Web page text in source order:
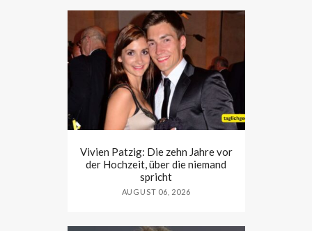
Vivien Patzig: Die zehn Jahre vor
der Hochzeit, über die niemand
spricht
AUGUST 06, 2026